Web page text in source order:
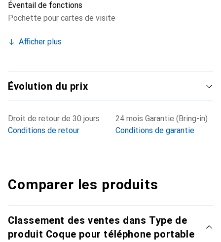
Éventail de fonctions
Pochette pour cartes de visite
Afficher plus
Évolution du prix
Droit de retour de 30 jours
Conditions de retour
24 mois Garantie (Bring-in)
Conditions de garantie
Comparer les produits
Classement des ventes dans Type de
produit Coque pour téléphone portable